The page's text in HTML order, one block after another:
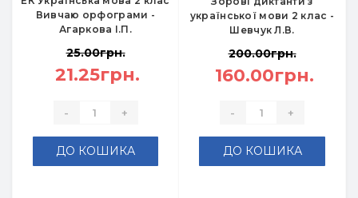
Вивчаю орфограми -
Агаркова І.П.
25.00грн.
21.25грн.
- +
ДО КОШИКА
української мови 2 клас -
Шевчук Л.В.
200.00грн.
160.00грн.
- +
ДО КОШИКА